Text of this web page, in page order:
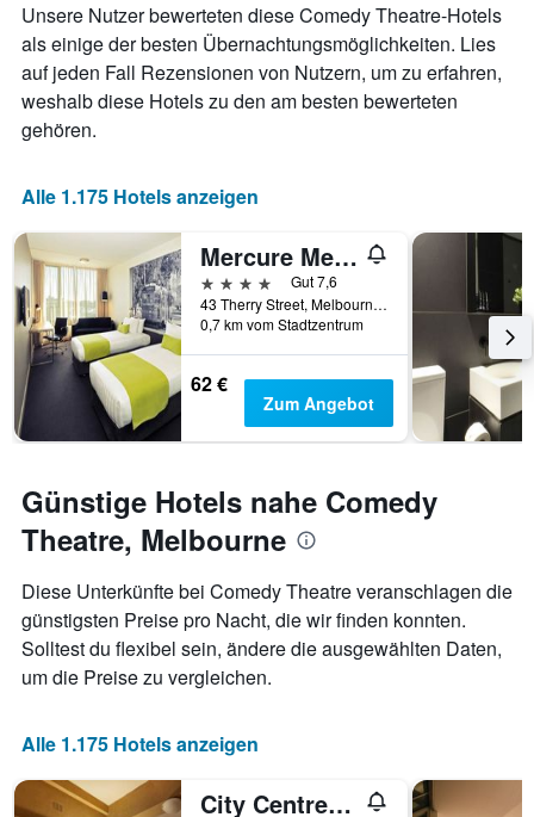
Unsere Nutzer bewerteten diese Comedy Theatre-Hotels
als einige der besten Übernachtungsmöglichkeiten. Lies
auf jeden Fall Rezensionen von Nutzern, um zu erfahren,
weshalb diese Hotels zu den am besten bewerteten
gehören.
Alle 1.175 Hotels anzeigen
Mercure Melbourne Therry Street
4 Sterne
Gut 7,6
43 Therry Street, Melbourne, VIC, Australien
0,7 km vom Stadtzentrum
62 €
Zum Angebot
Günstige Hotels nahe Comedy
Theatre, Melbourne
Diese Unterkünfte bei Comedy Theatre veranschlagen die
günstigsten Preise pro Nacht, die wir finden konnten.
Solltest du flexibel sein, ändere die ausgewählten Daten,
um die Preise zu vergleichen.
Alle 1.175 Hotels anzeigen
City Centre Budget Hotel